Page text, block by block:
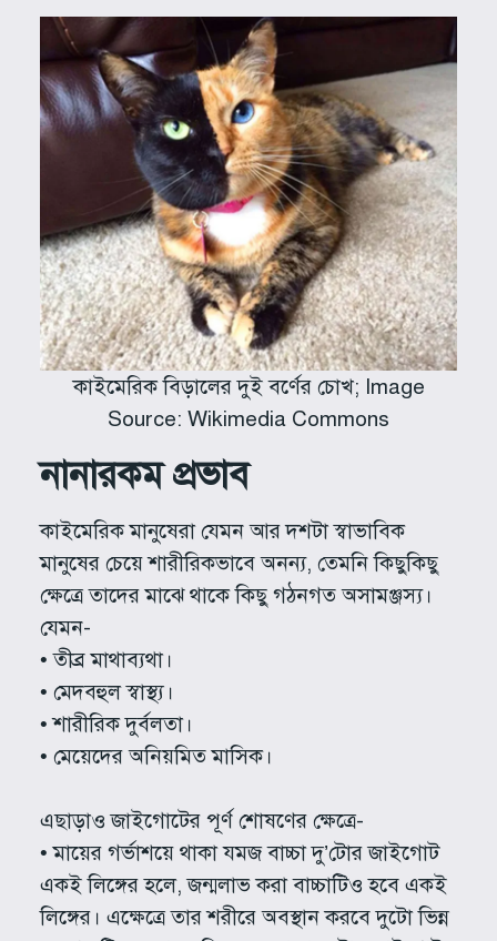
কাইমেরিক বিড়ালের দুই বর্ণের চোখ; Image
Source: Wikimedia Commons
নানারকম প্রভাব
কাইমেরিক মানুষেরা যেমন আর দশটা স্বাভাবিক
মানুষের চেয়ে শারীরিকভাবে অনন্য, তেমনি কিছুকিছু
ক্ষেত্রে তাদের মাঝে থাকে কিছু গঠনগত অসামঞ্জস্য।
যেমন-
• তীব্র মাথাব্যথা।
• মেদবহুল স্বাস্থ্য।
• শারীরিক দুর্বলতা।
• মেয়েদের অনিয়মিত মাসিক।
এছাড়াও জাইগোটের পূর্ণ শোষণের ক্ষেত্রে-
• মায়ের গর্ভাশয়ে থাকা যমজ বাচ্চা দু’টোর জাইগোট
একই লিঙ্গের হলে, জন্মলাভ করা বাচ্চাটিও হবে একই
লিঙ্গের। এক্ষেত্রে তার শরীরে অবস্থান করবে দুটো ভিন্ন